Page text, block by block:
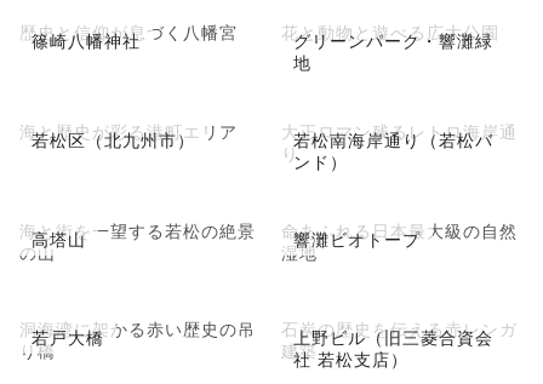
篠崎八幡神社
歴史と信仰が息づく八幡宮
グリーンパーク・響灘緑
地
花と動物と遊べる広大公園
若松区（北九州市）
海と歴史が彩る港町エリア
若松南海岸通り（若松バ
ンド）
大正ロマン残るレトロ海岸通
り
高塔山
海と街を一望する若松の絶景
の山
響灘ビオトープ
命あふれる日本最大級の自然
湿地
若戸大橋
洞海湾に架かる赤い歴史の吊
り橋
上野ビル（旧三菱合資会
社 若松支店）
石炭の歴史を伝える赤レンガ
建築